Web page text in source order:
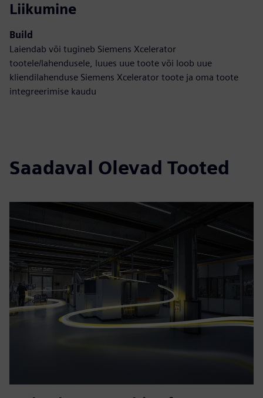
Liikumine
Build
Laiendab või tugineb Siemens Xcelerator
tootele/lahendusele, luues uue toote või loob uue
kliendilahenduse Siemens Xcelerator toote ja oma toote
integreerimise kaudu
Saadaval Olevad Tooted